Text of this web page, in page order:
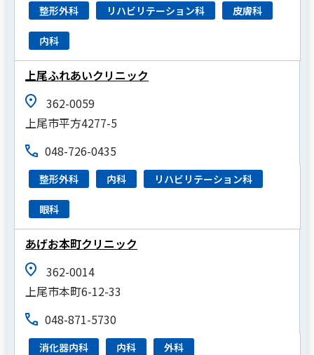
整形外科 リハビリテーション科 皮膚科
内科
上尾ふれあいクリニック
362-0059
上尾市平方4277-5
048-726-0435
整形外科 内科 リハビリテーション科
眼科
あげお本町クリニック
362-0014
上尾市本町6-12-33
048-871-5730
消化器内科 内科 外科